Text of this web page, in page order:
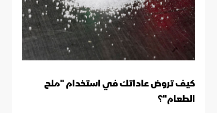
كيف تروض عاداتك في استخدام "ملح
الطعام"؟